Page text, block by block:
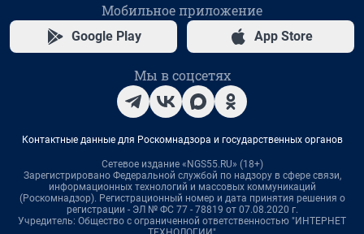
Мобильное приложение
Google Play App Store
Мы в соцсетях
Контактные данные для Роскомнадзора и государственных органов
Сетевое издание «NGS55.RU» (18+)
Зарегистрировано Федеральной службой по надзору в сфере связи,
информационных технологий и массовых коммуникаций
(Роскомнадзор). Регистрационный номер и дата принятия решения о
регистрации - ЭЛ № ФС 77 - 78819 от 07.08.2020 г.
Учредитель: Общество с ограниченной ответственностью "ИНТЕРНЕТ